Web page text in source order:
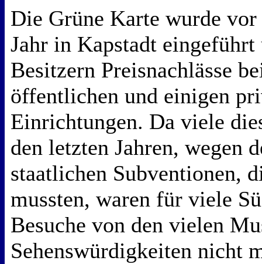
Die Grüne Karte wurde
Jahr in Kapstadt eingeführt
Besitzern Preisnachlässe
öffentlichen und einigen
Einrichtungen. Da viele
den letzten Jahren, wegen
staatlichen Subventionen,
mussten, waren für viele
Besuche von den vielen
Sehenswürdigkeiten nicht